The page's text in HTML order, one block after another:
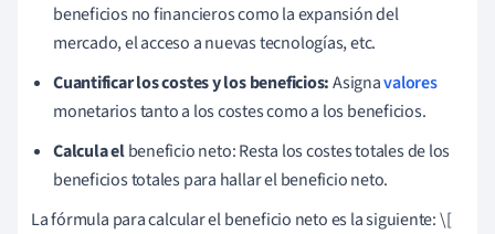
beneficios no financieros como la expansión del
mercado, el acceso a nuevas tecnologías, etc.
Cuantificar los costes y los beneficios:Asignavalores
monetarios tanto a los costes como a los beneficios.
Calcula elbeneficio neto: Resta los costes totales de los
beneficios totales para hallar el beneficio neto.
La fórmula para calcular el beneficio neto es la siguiente: \[